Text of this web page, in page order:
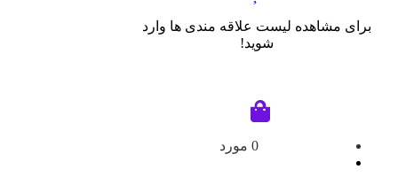
برای مشاهده لیست علاقه مندی ها وارد
شوید!
0 مورد